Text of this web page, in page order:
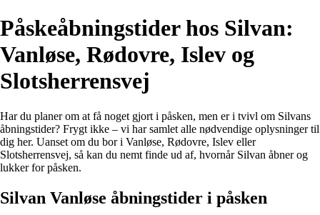
Påskeåbningstider hos Silvan:
Vanløse, Rødovre, Islev og
Slotsherrensvej
Har du planer om at få noget gjort i påsken, men er i tvivl om Silvans
åbningstider? Frygt ikke – vi har samlet alle nødvendige oplysninger til
dig her. Uanset om du bor i Vanløse, Rødovre, Islev eller
Slotsherrensvej, så kan du nemt finde ud af, hvornår Silvan åbner og
lukker for påsken.
Silvan Vanløse åbningstider i påsken